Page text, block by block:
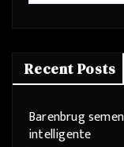
Recent Posts
Barenbrug
intelligente